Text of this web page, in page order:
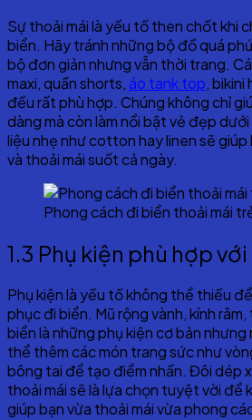
Sự thoải mái là yếu tố then chốt khi
biển. Hãy tránh những bộ đồ quá
bộ đơn giản nhưng vẫn thời trang.
maxi, quần shorts, áo tank top, bikini
đều rất phù hợp. Chúng không chỉ
dàng mà còn làm nổi bật vẻ đẹp
liệu nhẹ như cotton hay linen sẽ
và thoải mái suốt cả ngày.
Phong cách đi biển thoải mái
1.3 Phụ kiện phù hợp
Phụ kiện là yếu tố không thể thiếu
phục đi biển. Mũ rộng vành, kính
biển là những phụ kiện cơ bản
thể thêm các món trang sức như
bông tai để tạo điểm nhấn. Đôi dép
thoải mái sẽ là lựa chọn tuyệt vời để
giúp bạn vừa thoải mái vừa phong